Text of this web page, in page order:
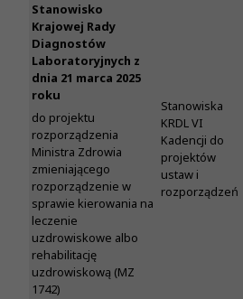
Stanowisko
Krajowej Rady
Diagnostów
Laboratoryjnych z
dnia 21 marca 2025
roku
do projektu
rozporządzenia
Ministra Zdrowia
zmieniającego
rozporządzenie w
sprawie kierowania na
leczenie
uzdrowiskowe albo
rehabilitację
uzdrowiskową (MZ
1742)
Stanowiska
KRDL VI
Kadencji do
projektów
ustaw i
rozporządzeń